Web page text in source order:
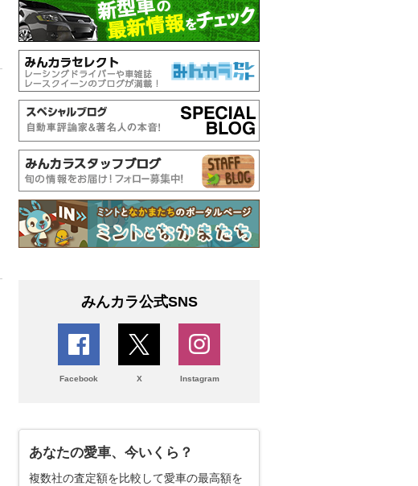
みんカラ公式SNS
Facebook X Instagram
あなたの愛車、今いくら？
複数社の査定額を比較して愛車の最高額を